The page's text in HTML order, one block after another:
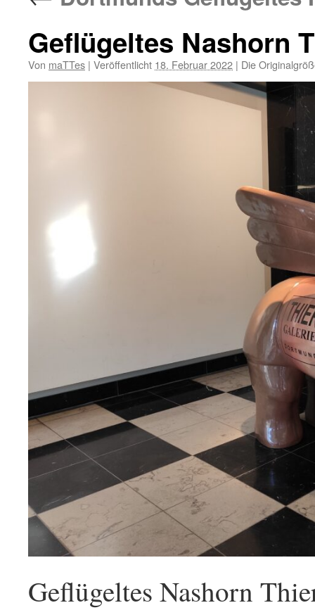
Geflügeltes Nashorn
Von maTTes | Veröffentlicht 18. Februar 2022 | Die
Geflügeltes Nashorn